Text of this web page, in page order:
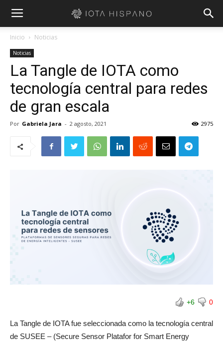
Inicio Noticias
Noticias
La Tangle de IOTA como
tecnología central para redes
de gran escala
Por Gabriela Jara - 2 agosto, 2021 2975
+6 0
La Tangle de IOTA fue seleccionada como la tecnología central
de SUSEE – (Secure Sensor Platafor for Smart Energy